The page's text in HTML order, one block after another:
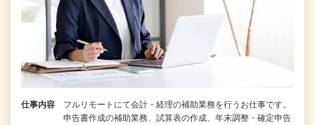
仕事内容
フルリモートにて会計・経理の補助業務を行うお仕事です。
申告書作成の補助業務、試算表の作成、年末調整・確定申告